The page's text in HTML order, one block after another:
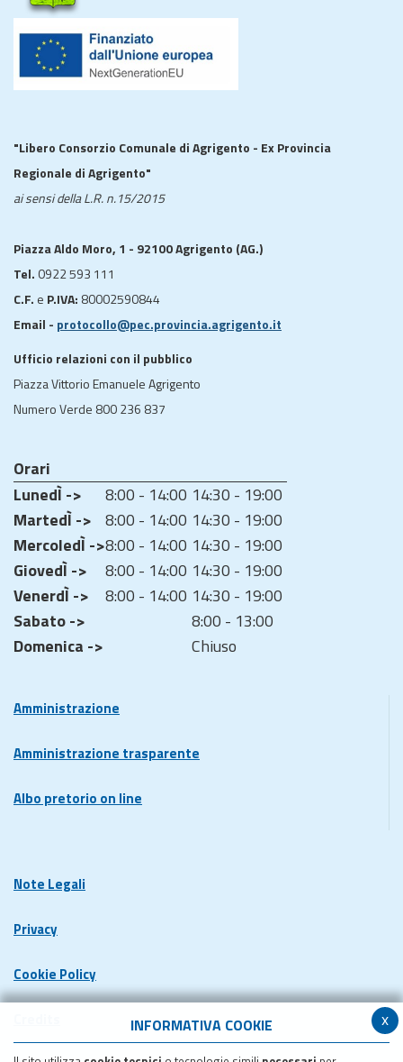
x
INFORMATIVA COOKIE
"Libero Consorzio Comunale di Agrigento - Ex Provincia
Regionale di Agrigento"
ai sensi della L.R. n.15/2015
Piazza Aldo Moro, 1 - 92100 Agrigento (AG.)
Tel. 0922 593 111
C.F. e P.IVA: 80002590844
Email - protocollo@pec.provincia.agrigento.it
Ufficio relazioni con il pubblico
Piazza Vittorio Emanuele Agrigento
Numero Verde 800 236 837
Orari
LunedÌ ->
8:00 - 14:00 14:30 - 19:00
MartedÌ -> 8:00 - 14:00 14:30 - 19:00
MercoledÌ ->8:00 - 14:00 14:30 - 19:00
GiovedÌ ->
8:00 - 14:00 14:30 - 19:00
VenerdÌ ->
8:00 - 14:00 14:30 - 19:00
Sabato ->
8:00 - 13:00
Domenica ->
Chiuso
Amministrazione
Amministrazione trasparente
Albo pretorio on line
Note Legali
Privacy
Cookie Policy